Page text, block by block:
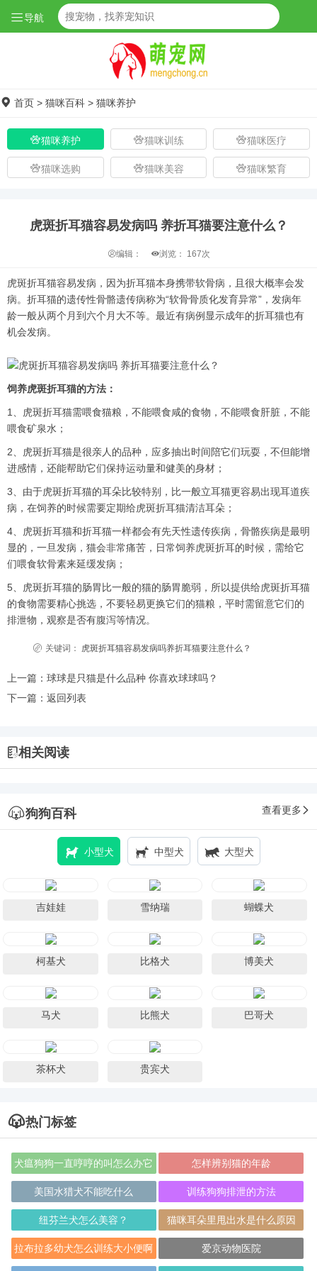
导航
首页 > 猫咪百科 > 猫咪养护
猫咪养护 猫咪训练 猫咪医疗
猫咪选购 猫咪美容 猫咪繁育
虎斑折耳猫容易发病吗 养折耳猫要注意什么？
编辑： 浏览： 167次
虎斑折耳猫容易发病，因为折耳猫本身携带软骨病，且很大概率会发
病。折耳猫的遗传性骨骼遗传病称为“软骨骨质化发育异常”，发病年
龄一般从两个月到六个月大不等。最近有病例显示成年的折耳猫也有
机会发病。
饲养虎斑折耳猫的方法：
1、虎斑折耳猫需喂食猫粮，不能喂食咸的食物，不能喂食肝脏，不能
喂食矿泉水；
2、虎斑折耳猫是很亲人的品种，应多抽出时间陪它们玩耍，不但能增
进感情，还能帮助它们保持运动量和健美的身材；
3、由于虎斑折耳猫的耳朵比较特别，比一般立耳猫更容易出现耳道疾
病，在饲养的时候需要定期给虎斑折耳猫清洁耳朵；
4、虎斑折耳猫和折耳猫一样都会有先天性遗传疾病，骨骼疾病是最明
显的，一旦发病，猫会非常痛苦，日常饲养虎斑折耳的时候，需给它
们喂食软骨素来延缓发病；
5、虎斑折耳猫的肠胃比一般的猫的肠胃脆弱，所以提供给虎斑折耳猫
的食物需要精心挑选，不要轻易更换它们的猫粮，平时需留意它们的
排泄物，观察是否有腹泻等情况。
关键词： 虎斑折耳猫容易发病吗养折耳猫要注意什么？
上一篇： 球球是只猫是什么品种 你喜欢球球吗？
下一篇： 返回列表
相关阅读
狗狗百科 查看更多
小型犬 中型犬 大型犬
吉娃娃 雪纳瑞 蝴蝶犬
柯基犬 比格犬 博美犬
马犬 比熊犬 巴哥犬
茶杯犬 贵宾犬
热门标签
犬瘟狗狗一直哼哼的叫怎么办它
会舒服点
怎样辨别猫的年龄
美国水猎犬不能吃什么 训练狗狗排泄的方法
纽芬兰犬怎么美容？ 猫咪耳朵里甩出水是什么原因
拉布拉多幼犬怎么训练大小便啊 爱京动物医院